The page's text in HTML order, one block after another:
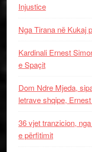
Injustice
Nga Tirana në Kukaj
Kardinali Ernest
e Spaçit
Dom Ndre Mjeda,
letrave shqipe,
36 vjet tranzicion,
e përfitimit